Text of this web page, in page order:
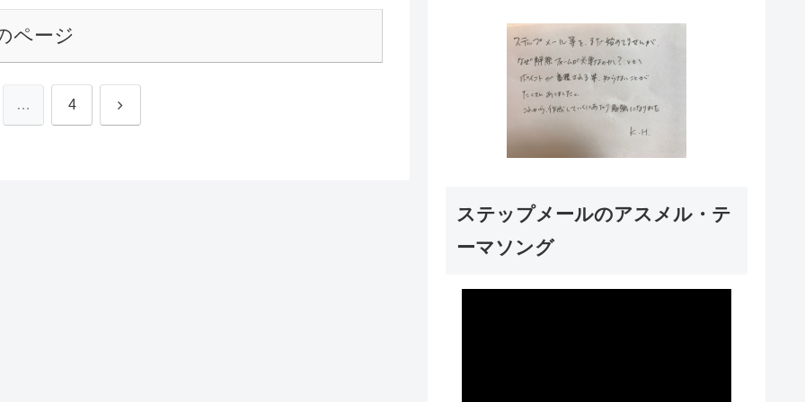
ページ
… 4 次
ステップメールのアスメル・テ
ーマソング